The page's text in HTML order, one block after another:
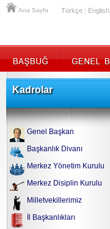
Ana Sayfa Türkçe English
Kadrolar
Genel Başkan
Başkanlık Divanı
Merkez Yönetim Kurulu
Merkez Disiplin Kurulu
Milletvekillerimiz
İl Başkanlıkları